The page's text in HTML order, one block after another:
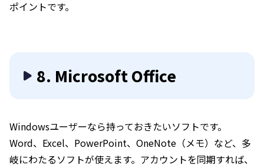
ポイントです。
8. Microsoft Office
Windowsユーザーなら持っておきたいソフトです。
Word、Excel、PowerPoint、OneNote（メモ）など、多
岐にわたるソフトが使えます。アカウントを同期すれば、